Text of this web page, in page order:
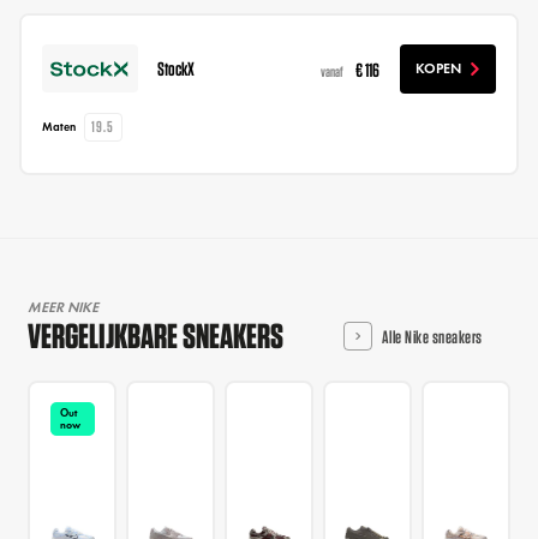
StockX vanaf € 116 KOPEN
Maten 19.5
MEER NIKE
VERGELIJKBARE SNEAKERS Alle Nike sneakers
Out
now